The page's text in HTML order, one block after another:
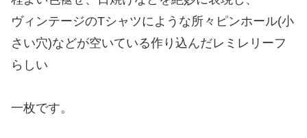
ヴィンテージのTシャツにような所々ピンホール(小
さい穴)などが空いている作り込んだレミレリーフ
らしい
一枚です。